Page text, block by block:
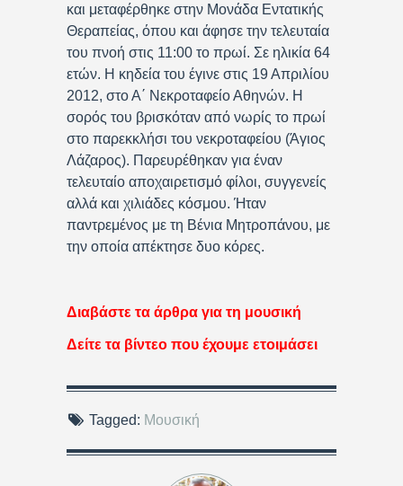
και μεταφέρθηκε στην Μονάδα Εντατικής
Θεραπείας, όπου και άφησε την τελευταία
του πνοή στις 11:00 το πρωί. Σε ηλικία 64
ετών. Η κηδεία του έγινε στις 19 Απριλίου
2012, στο Α΄ Νεκροταφείο Αθηνών. Η
σορός του βρισκόταν από νωρίς το πρωί
στο παρεκκλήσι του νεκροταφείου (Άγιος
Λάζαρος). Παρευρέθηκαν για έναν
τελευταίο αποχαιρετισμό φίλοι, συγγενείς
αλλά και χιλιάδες κόσμου. Ήταν
παντρεμένος με τη Βένια Μητροπάνου, με
την οποία απέκτησε δυο κόρες.
Διαβάστε τα άρθρα για τη μουσική
Δείτε τα βίντεο που έχουμε ετοιμάσει
Tagged: Μουσική